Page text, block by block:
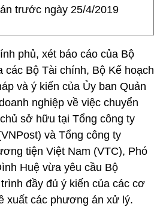
trước ngày 25/4/2019
phủ, xét báo cáo của Bộ
các Bộ Tài chính, Bộ Kế hoạch
và ý kiến của Ủy ban Quản
nghiệp về việc chuyển
sở hữu tại Tổng công ty
và Tổng công ty
tiện Việt Nam (VTC), Phó
Huệ vừa yêu cầu Bộ
đầy đủ ý kiến của các cơ
xuất các phương án xử lý.